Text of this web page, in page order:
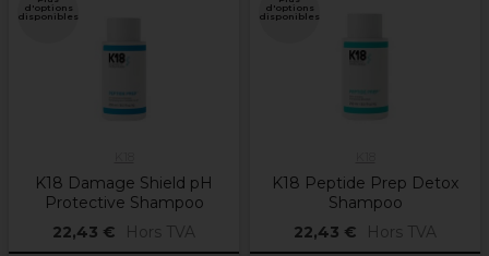
d'options
disponibles
K18 Damage Shield pH
Protective Shampoo
22,43 €
Hors TVA
d'options
disponibles
K18 Peptide Prep Detox
Shampoo
22,43 €
Hors TVA